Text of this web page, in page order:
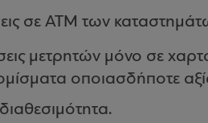
σε ATM των
μετρητών μόνο σε
οποιασδήποτε